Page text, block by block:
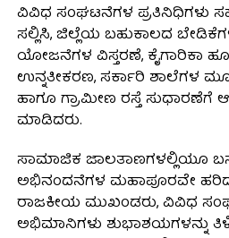
ವಿವಿಧ ಸಂಘಟನೆಗಳ ಪ್ರತಿನಿಧಿಗಳು
ಸಲ್ಲಿಸಿ, ಜಿಲ್ಲೆಯ ಬಹುಕಾಲದ
ಯೋಜನೆಗಳ ವಿಸ್ತರಣೆ, ಕೈಗಾರಿಕಾ
ಉನ್ನತೀಕರಣ, ಸರ್ಕಾರಿ ಶಾಲೆಗಳ
ಹಾಗೂ ಗ್ರಾಮೀಣ ರಸ್ತೆ ಸುಧಾರಣೆಗೆ
ಮಾಡಿದರು.
ಸಾಮಾಜಿಕ ಜಾಲತಾಣಗಳಲ್ಲಿಯೂ
ಅಭಿನಂದನೆಗಳ ಮಹಾಪೂರವೇ
ರಾಜಕೀಯ ಮುಖಂಡರು, ವಿವಿಧ
ಅಭಿಮಾನಿಗಳು ಶುಭಾಶಯಗಳನ್ನು